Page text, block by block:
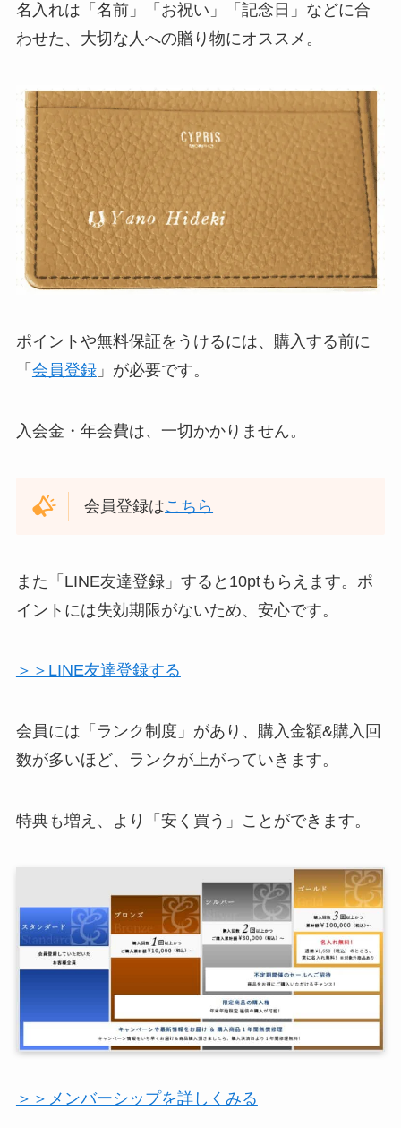
名入れは「名前」「お祝い」「記念日」などに合
わせた、大切な人への贈り物にオススメ。
ポイントや無料保証をうけるには、購入する前に
「 会員登録」が必要です。
入会金・年会費は、一切かかりません。
会員登録はこちら
また「LINE友達登録」すると10ptもらえます。ポ
イントには失効期限がないため、安心です。
＞＞LINE友達登録する
会員には「ランク制度」があり、購入金額&購入回
数が多いほど、ランクが上がっていきます。
特典も増え、より「安く買う」ことができます。
＞＞メンバーシップを詳しくみる